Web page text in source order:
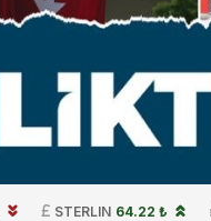
STERLIN 64.22 ₺